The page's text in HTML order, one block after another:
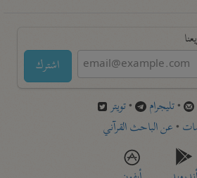
اشترك
•تليجرام •تويتر
•عن الباحث القرآني